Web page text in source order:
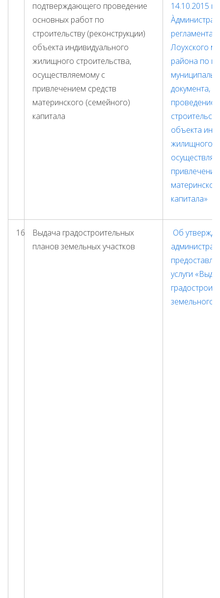
подтверждающего проведение
основных работ по
строительству (реконструкции)
объекта индивидуального
жилищного строительства,
осуществляемому с
привлечением средств
материнского (семейного)
капитала
14.10.2015
регламента
Лоухского
района по
документа,
проведение
объекта
жилищного
капитала»
16
Выдача градостроительных
планов земельных участков
Об
услуги
земельного